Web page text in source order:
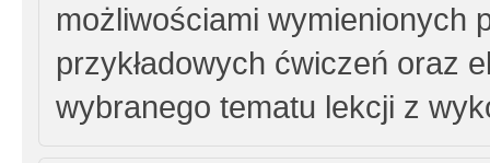
możliwościami wymienionych
przykładowych ćwiczeń oraz
wybranego tematu lekcji z